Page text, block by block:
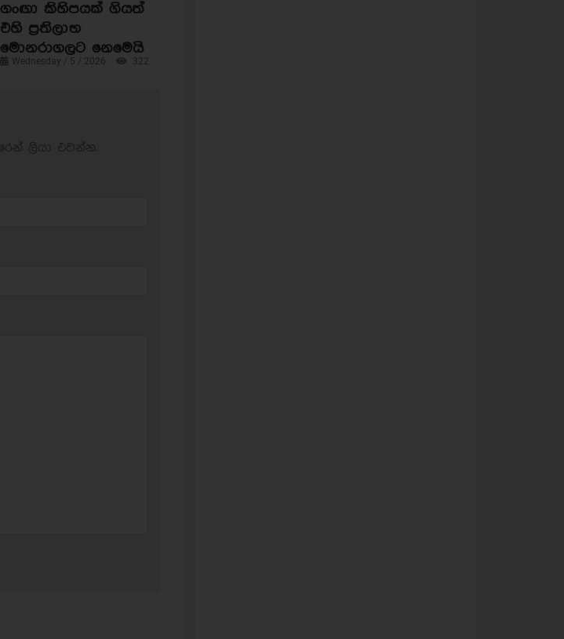
ගංඟා කිහිපයක් ගියත්
එහි ප්‍රතිලාභ
මොනරාගලට නෙමෙයි
Wednesday / 5 / 2026 322